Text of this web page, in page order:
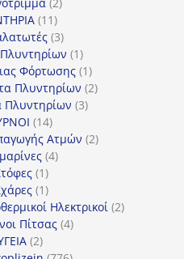
1111
προϊόντα
33
προϊόντα
11
προϊόν
Φόρτωσης 11
προϊόν
Πλυντηρίων 22
Πλυντηρίων 33
1414
προϊόντα
Ατμών 22
44
11
προϊόν
11
προϊόν
Ηλεκτρικοί 22
Πίτσας 44
22